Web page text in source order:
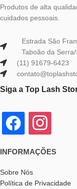
Produtos de alta
cuidados pessoais.
Estrada São
Taboão da Serra/
(11) 91679-6423
Siga a Top Lash
INFORMAÇÕES
Sobre Nós
Política de Privacidade